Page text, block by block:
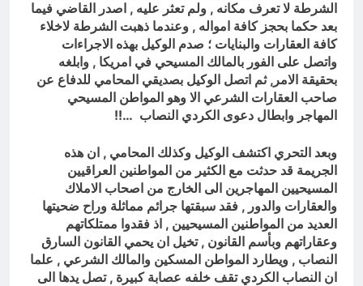
الشرطة لا تعرف مكانه , ولم تعثر عليه , اصدر القاضي فيما
بعد حكما بحجز كافة امواله , وعندما ذهبت الشرطة لاخلاء
كافة العقارات والبنايات ؛ صدم الوكيل بهذه الاجراءات
واتصل على الفور بالمالك المسيحي في امريكا , وابلغه
بحقيقة الامر, ثم اتصل الوكيل بصديقي المحامي للدفاع عن
صاحب العقارات الشرعي الا وهو المواطن المسيحي
المهاجر وابطال دعوى الكردي النصاب …!!
وبعد التحري اكتشف الوكيل وكذلك المحامي , ان هذه
الجريمة قد حدثت مع الكثير من المواطنين العراقيين
المسيحيين المهاجرين الى الخارج من اصحاب الاملاك
والعقارات والدور , فقد سبقتها جرائم مماثلة وراح ضحيتها
العديد من المواطنين المسيحيين , اذ فقدوا ممتلكاتهم
وعقاراتهم وبأسم القانون , تخيل ان يحمي القانون السارق
النصاب , ويطارد المواطن المسكين والمالك الشرعي , علما
ان النصاب الكردي تقف خلفه عصابة كبيرة , تصل يدها الى